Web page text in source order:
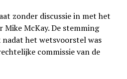
zonder discussie in met het
McKay. De stemming
het wetsvoorstel was
commissie van de